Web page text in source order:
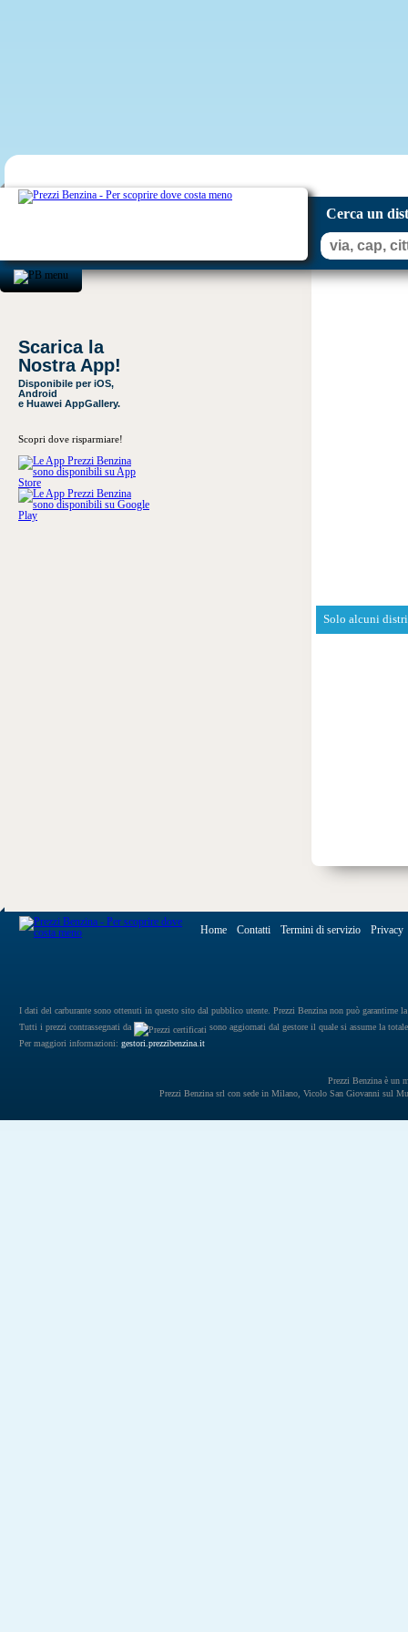
Cerca un
Scarica la
Nostra App!
Disponibile per iOS,
Android
e Huawei AppGallery.
Scopri dove risparmiare!
Solo alcuni
Home Contatti Termini di servizio Privacy
I dati del carburante sono ottenuti in questo sito dal pubblico utente. Prezzi Benzina non può garantirne
Tutti i prezzi contrassegnati da
sono aggiornati dal gestore il quale si assume la
Per maggiori informazioni: gestori.prezzibenzina.it
Prezzi Benzina è un
Prezzi Benzina srl con sede in Milano, Vicolo San Giovanni sul